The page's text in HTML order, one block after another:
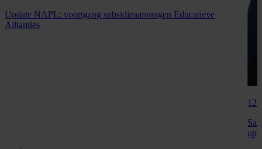
Update NAPL: voortgang subsidieaanvragen Educatieve
Allianties
12